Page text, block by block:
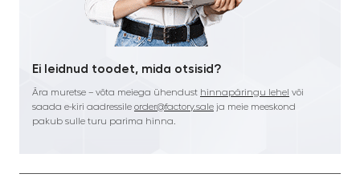
Ei leidnud toodet, mida otsisid?
Ära muretse – võta meiega ühendust hinnapäringu lehel või
saada e-kiri aadressile order@factory.sale ja meie meeskond
pakub sulle turu parima hinna.